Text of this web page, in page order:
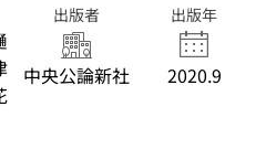
出版者
中央公論新社
出版年
2020.9